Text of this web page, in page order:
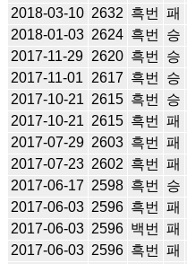
2018-03-10 2632 흑번 패
2018-01-03 2624 흑번 승
2017-11-29 2620 흑번 승
2017-11-01
2617 흑번 승
2017-10-21 2615 흑번 승
2017-10-21 2615 흑번 패
2017-07-29 2603 흑번 패
2017-07-23 2602 흑번 패
2017-06-17 2598 흑번 승
2017-06-03 2596 흑번 패
2017-06-03 2596 백번 패
2017-06-03 2596 흑번 패